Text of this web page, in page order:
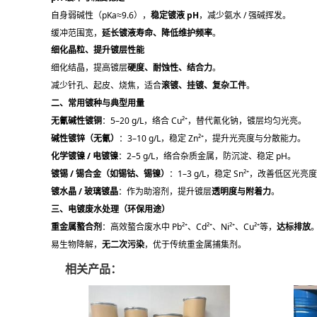
自身弱碱性（pKa≈9.6）， 稳定镀液 pH，减少氨水 / 强碱挥发。
缓冲范围宽， 延长镀液寿命、降低维护频率。
细化晶粒、提升镀层性能
细化结晶，提高镀层硬度、耐蚀性、结合力。
减少针孔、起皮、烧焦，适合滚镀、挂镀、复杂工件。
二、常用镀种与典型用量
无氰碱性镀铜：5–20 g/L，络合 Cu²⁺，替代氰化钠，镀层均匀光亮。
碱性镀锌（无氰） ：3–10 g/L，稳定 Zn²⁺，提升光亮度与分散能力。
化学镀镍 / 电镀镍：2–5 g/L，络合杂质金属，防沉淀、稳定 pH。
镀锡 / 锡合金（如锡钴、锡镍） ：1–3 g/L，稳定 Sn²⁺，改善低区光亮
镀水晶 / 玻璃镀晶：作为助溶剂，提升镀层透明度与附着力。
三、电镀废水处理（环保用途）
重金属螯合剂：高效螯合废水中 Pb²⁺、Cd²⁺、Ni²⁺、Cu²⁺等， 达标排放
易生物降解， 无二次污染，优于传统重金属捕集剂。
相关产品：